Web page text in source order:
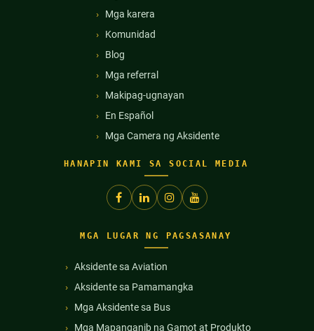
Mga karera
Komunidad
Blog
Mga referral
Makipag-ugnayan
En Español
Mga Camera ng Aksidente
HANAPIN KAMI SA SOCIAL MEDIA
MGA LUGAR NG PAGSASANAY
Aksidente sa Aviation
Aksidente sa Pamamangka
Mga Aksidente sa Bus
Mga Mapanganib na Gamot at Produkto